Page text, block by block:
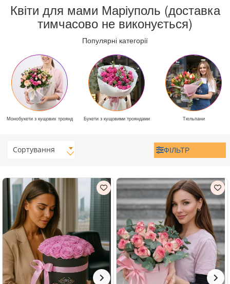
Квіти для мами Маріуполь (доставка
тимчасово не виконується)
Популярні категорії
Монобукети з кущових троянд Букети з кущовими трояндами Тюльпани
Сортування ФІЛЬТР